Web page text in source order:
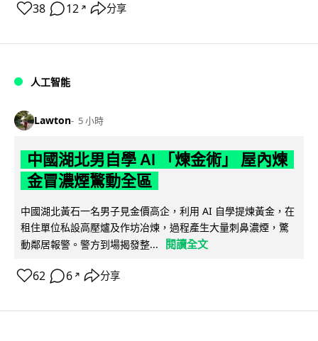
38 12 ↗ 分享
人工智能
Lawton 5 小時
中國湖北男自學 AI 「煉金術」 屋內煉
金冒濃煙驚動全區
中國湖北黃石一名男子見金價高企，利用 AI 自學提煉黃金，在
租住單位私設高壓爐及作坊冶煉，過程產生大量刺鼻濃煙，驚
動鄰居報警。警方到場揭發整...
閱讀全文
62 6 ↗ 分享